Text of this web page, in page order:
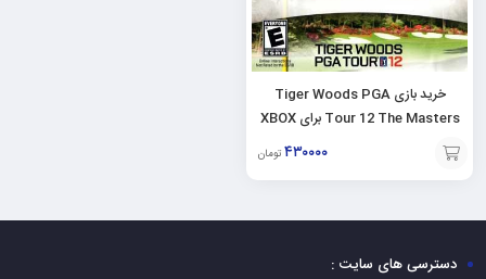
خرید بازی Tiger Woods PGA
Tour 12 The Masters برای XBOX
۴۳۰۰۰۰ تومان
افزودن
به
دسترسی های سایت :